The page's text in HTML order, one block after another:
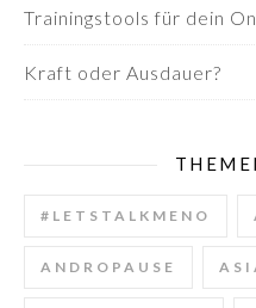
Trainingstools für dein
Kraft oder Ausdauer?
#LETSTALKMENO
ANDROPAUSE